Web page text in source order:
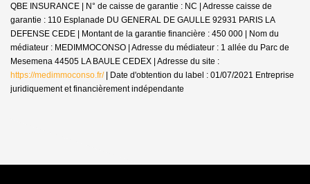
QBE INSURANCE | N° de caisse de garantie : NC | Adresse caisse de
garantie : 110 Esplanade DU GENERAL DE GAULLE 92931 PARIS LA
DEFENSE CEDE | Montant de la garantie financière : 450 000 | Nom du
médiateur : MEDIMMOCONSO | Adresse du médiateur : 1 allée du Parc de
Mesemena 44505 LA BAULE CEDEX | Adresse du site :
https://medimmoconso.fr/| Date d'obtention du label : 01/07/2021 Entreprise
juridiquement et financièrement indépendante